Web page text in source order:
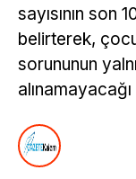
sayısının son
belirterek,
sorununun